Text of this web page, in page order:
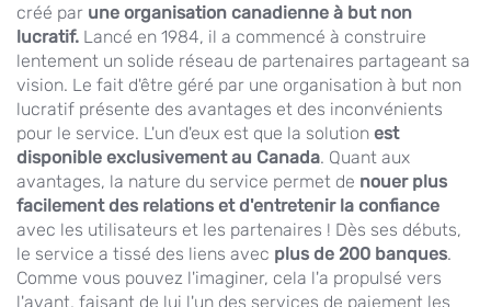
créé par une organisation canadienne à but non
lucratif. Lancé en 1984, il a commencé à construire
lentement un solide réseau de partenaires partageant sa
vision. Le fait d'être géré par une organisation à but non
lucratif présente des avantages et des inconvénients
pour le service. L'un d'eux est que la solution est
disponible exclusivement au Canada. Quant aux
avantages, la nature du service permet de nouer plus
facilement des relations et d'entretenir la confiance
avec les utilisateurs et les partenaires ! Dès ses débuts,
le service a tissé des liens avec plus de 200 banques.
Comme vous pouvez l'imaginer, cela l'a propulsé vers
l'avant, faisant de lui l'un des services de paiement les